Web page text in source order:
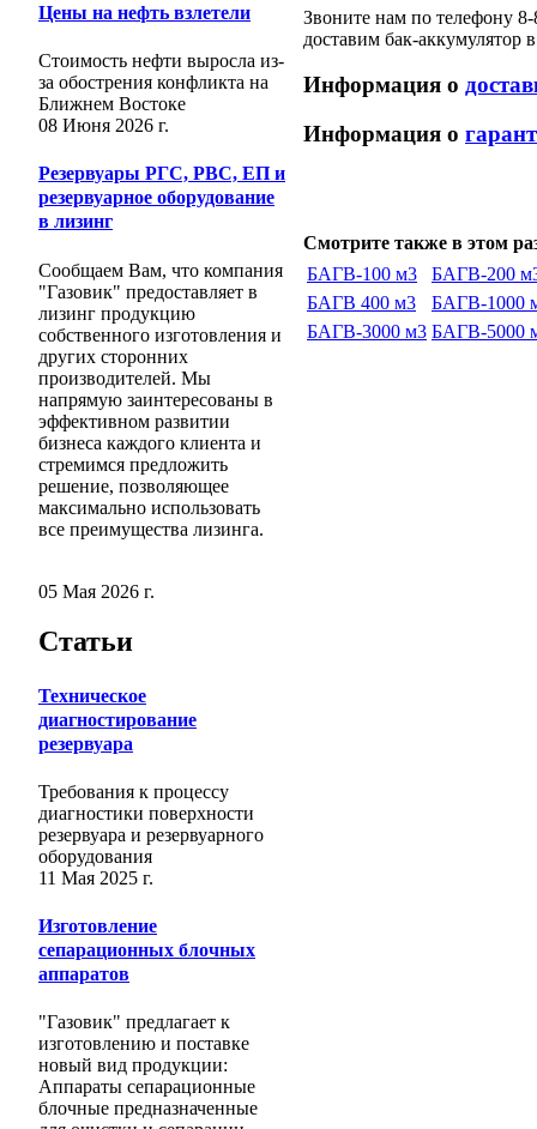
Цены на нефть взлетели
Стоимость нефти выросла из-
за обострения конфликта на
Ближнем Востоке
08 Июня 2026 г.
Резервуары РГС, РВС, ЕП и
резервуарное оборудование
в лизинг
Сообщаем Вам, что компания
"Газовик" предоставляет в
лизинг продукцию
собственного изготовления и
других сторонних
производителей. Мы
напрямую заинтересованы в
эффективном развитии
бизнеса каждого клиента и
стремимся предложить
решение, позволяющее
максимально использовать
все преимущества лизинга.
05 Мая 2026 г.
Статьи
Техническое
диагностирование
резервуара
Требования к процессу
диагностики поверхности
резервуара и резервуарного
оборудования
11 Мая 2025 г.
Изготовление
сепарационных блочных
аппаратов
"Газовик" предлагает к
изготовлению и поставке
новый вид продукции:
Аппараты сепарационные
блочные предназначенные
Звоните нам по телефону
доставим бак-аккумулятор
Информация о
Информация о
Смотрите также в этом
БАГВ-100 м3
БАГВ-200
БАГВ 400 м3
БАГВ-1000
БАГВ-3000 м3 БАГВ-5000